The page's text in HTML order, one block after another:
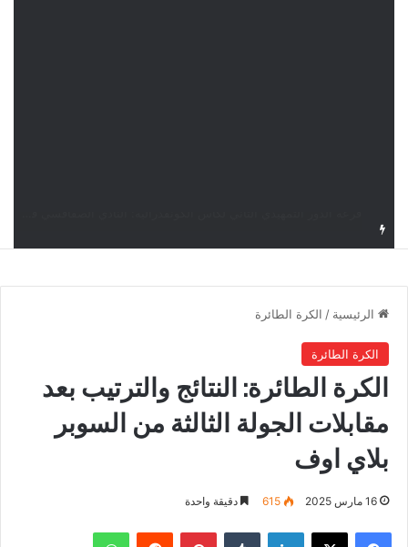
الرئيسية / الكرة الطائرة
الكرة الطائرة
الكرة الطائرة: النتائج والترتيب بعد
مقابلات الجولة الثالثة من السوبر
بلاي اوف
16 مارس 2025 615 دقيقة واحدة
فيسبوك ‫X لينكدإن بينتيريست واتساب